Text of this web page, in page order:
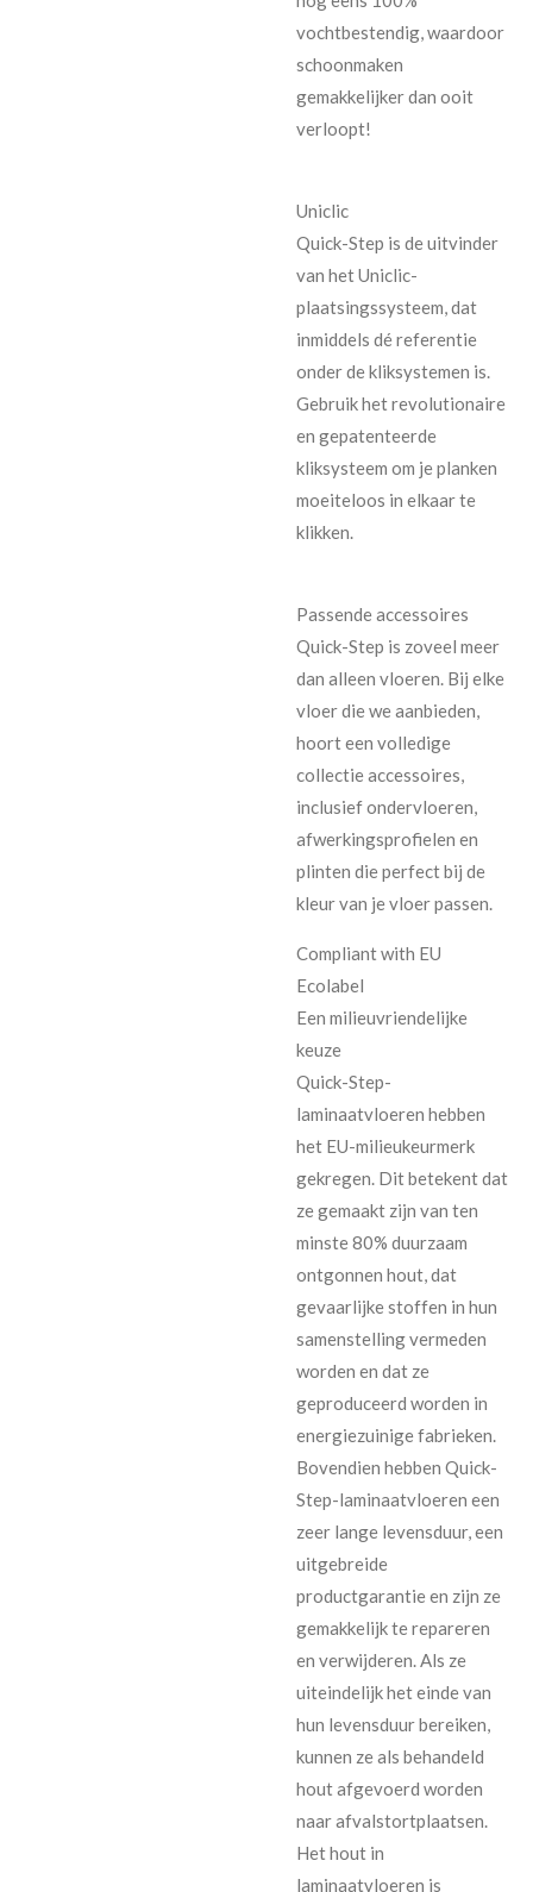
vochtbestendig, waardoor
schoonmaken
gemakkelijker dan ooit
verloopt!
Uniclic
Quick-Step is de uitvinder
van het Uniclic-
plaatsingssysteem, dat
inmiddels dé referentie
onder de kliksystemen is.
Gebruik het revolutionaire
en gepatenteerde
kliksysteem om je planken
moeiteloos in elkaar te
klikken.
Passende accessoires
Quick-Step is zoveel meer
dan alleen vloeren. Bij elke
vloer die we aanbieden,
hoort een volledige
collectie accessoires,
inclusief ondervloeren,
afwerkingsprofielen en
plinten die perfect bij de
kleur van je vloer passen.
Compliant with EU
Ecolabel
Een milieuvriendelijke
keuze
Quick-Step-
laminaatvloeren hebben
het EU-milieukeurmerk
gekregen. Dit betekent dat
ze gemaakt zijn van ten
minste 80% duurzaam
ontgonnen hout, dat
gevaarlijke stoffen in hun
samenstelling vermeden
worden en dat ze
geproduceerd worden in
energiezuinige fabrieken.
Bovendien hebben Quick-
Step-laminaatvloeren een
zeer lange levensduur, een
uitgebreide
productgarantie en zijn ze
gemakkelijk te repareren
en verwijderen. Als ze
uiteindelijk het einde van
hun levensduur bereiken,
kunnen ze als behandeld
hout afgevoerd worden
naar afvalstortplaatsen.
Het hout in
laminaatvloeren is